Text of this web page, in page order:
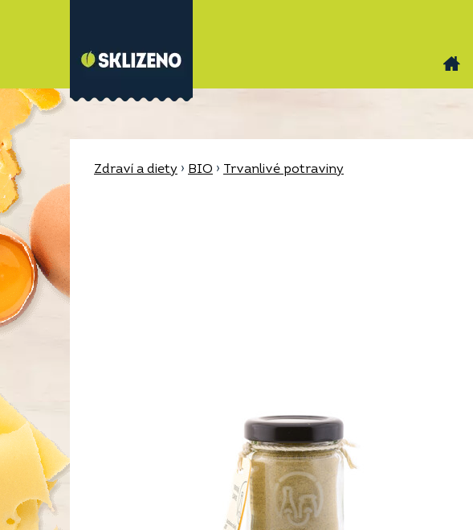
Zdraví a diety › BIO › Trvanlivé potraviny